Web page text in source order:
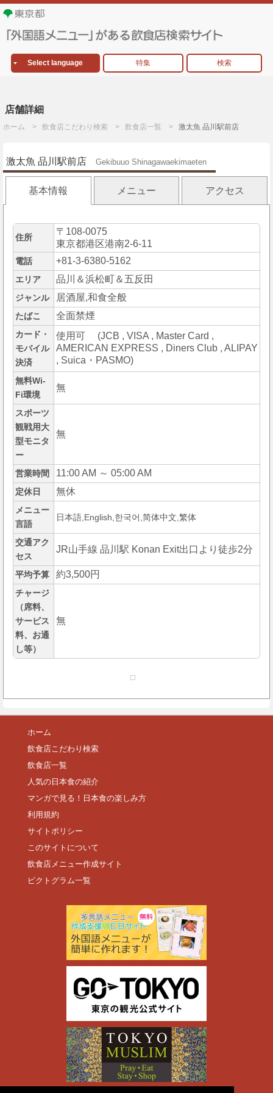
Select language 特集 検索
店舗詳細
ホーム 飲食店こだわり検索 飲食店一覧 激太魚 品川駅前店
激太魚 品川駅前店 Gekibuuo Shinagawaekimaeten
基本情報 メニュー アクセス
住所
〒108-0075
東京都港区港南2-6-11
電話 +81-3-6380-5162
エリア 品川＆浜松町＆五反田
ジャンル 居酒屋,和食全般
たばこ 全面禁煙
カード・
モバイル
決済
使用可 (JCB , VISA , Master Card ,
AMERICAN EXPRESS , Diners Club , ALIPAY
, Suica・PASMO)
無料Wi-
Fi環境
無
スポーツ
観戦用大
型モニタ
ー
無
営業時間 11:00 AM ～ 05:00 AM
定休日 無休
メニュー
言語
日本語,English,한국어,简体中文,繁体
交通アク
セス
JR山手線 品川駅 Konan Exit出口より徒歩2分
平均予算 約3,500円
チャージ
（席料、
サービス
料、お通
し等）
無
ホーム
飲食店こだわり検索
飲食店一覧
人気の日本食の紹介
マンガで見る！日本食の楽しみ方
利用規約
サイトポリシー
このサイトについて
飲食店メニュー作成サイト
ピクトグラム一覧